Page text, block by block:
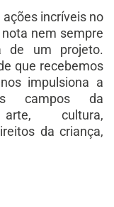
incríveis no
nem sempre
de um projeto.
que recebemos
impulsiona a
campos da
arte, cultura,
da criança,